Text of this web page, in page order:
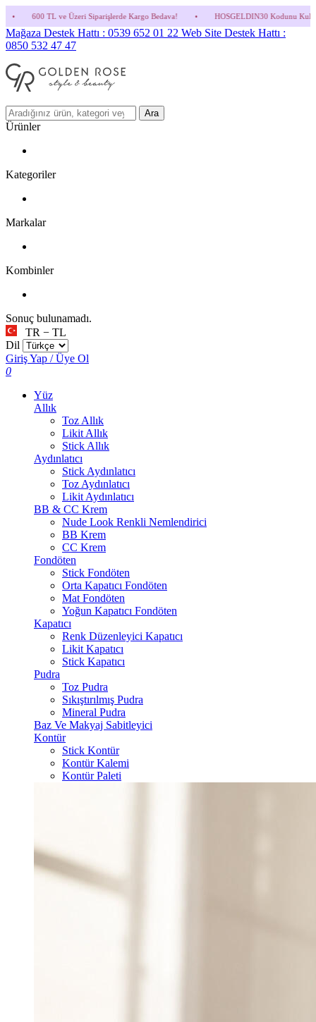
Siparişlerde Kargo Bedava! • HOSGELDIN30 Kodunu Kullanmayı Unutma!
Mağaza Destek Hattı : 0539 652 01 22 Web Site Destek Hattı :
0850 532 47 47
Ara
Ürünler
Kategoriler
Markalar
Kombinler
Sonuç bulunamadı.
TR − TL
Dil
Giriş Yap / Üye Ol
0
Yüz
Allık
Toz Allık
Likit Allık
Stick Allık
Aydınlatıcı
Stick Aydınlatıcı
Toz Aydınlatıcı
Likit Aydınlatıcı
BB & CC Krem
Nude Look Renkli Nemlendirici
BB Krem
CC Krem
Fondöten
Stick Fondöten
Orta Kapatıcı Fondöten
Mat Fondöten
Yoğun Kapatıcı Fondöten
Kapatıcı
Renk Düzenleyici Kapatıcı
Likit Kapatıcı
Stick Kapatıcı
Pudra
Toz Pudra
Sıkıştırılmış Pudra
Mineral Pudra
Baz Ve Makyaj Sabitleyici
Kontür
Stick Kontür
Kontür Kalemi
Kontür Paleti